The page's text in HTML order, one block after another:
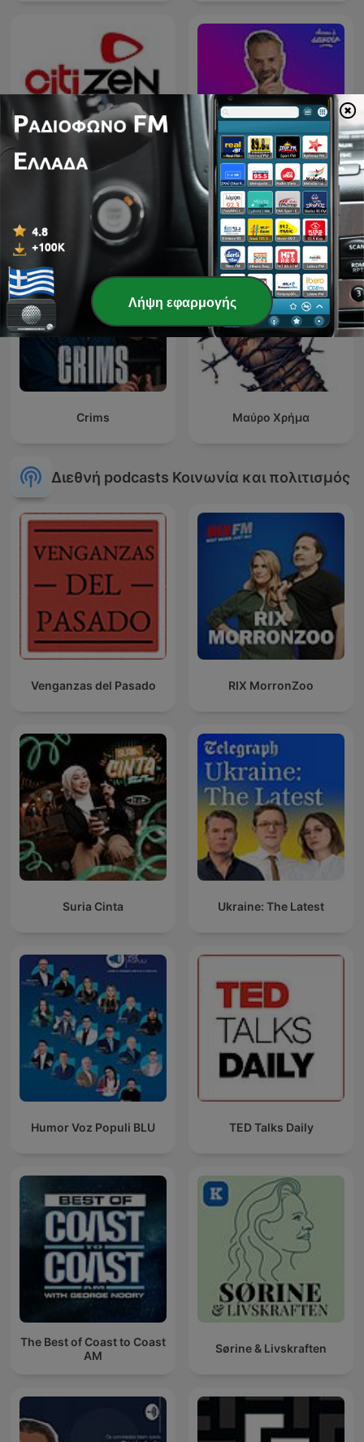
Citizen @ Best 92.6
Choses à Savoir - Culture
générale
Crims Μαύρο Χρήμα
Διεθνή podcasts Κοινωνία και πολιτισμός
Venganzas del Pasado RIX MorronZoo
Suria Cinta Ukraine: The Latest
Humor Voz Populi BLU TED Talks Daily
The Best of Coast to Coast
AM
Sørine & Livskraften
Λήψη εφαρμογής